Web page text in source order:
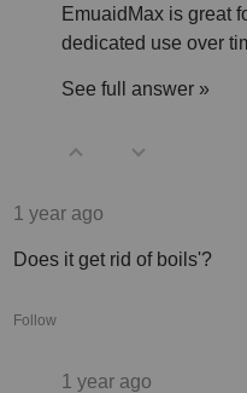
EmuaidMax is great
dedicated use over
See full answer »
1 year ago
Does it get rid of boils'?
Follow
1 year ago